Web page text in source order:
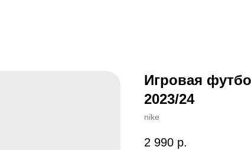
Игровая
2023/24
nike
2 990 р.